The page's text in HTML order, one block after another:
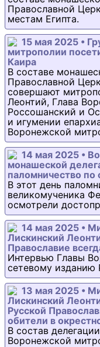
Православной
местам Египта.
15 мая 2025 •
митрополии
Каира
В составе
Православной
совершают
Леонтий, Глава
Россошанский и
и игумении
Воронежской
14 мая 2025 •
монашеской
паломничество по
В этот день
великомученика
осмотрели
14 мая 2025 •
Лискинский
Православие
Интервью Главы
сетевому
13 мая 2025 •
Лискинский
Русской
обители в
В состав
Воронежской